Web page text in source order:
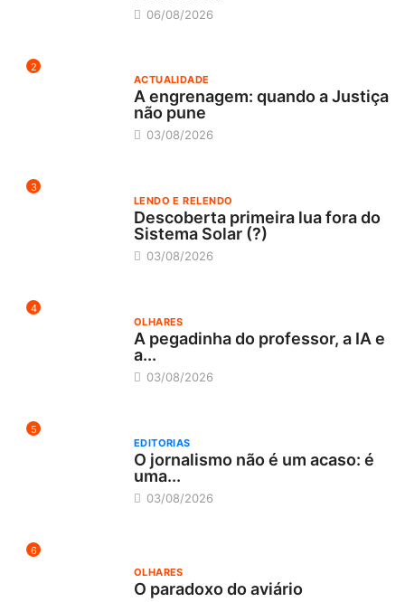
06/08/2026
2
ACTUALIDADE
A engrenagem: quando a Justiça
não pune
03/08/2026
3
LENDO E RELENDO
Descoberta primeira lua fora do
Sistema Solar (?)
03/08/2026
4
OLHARES
A pegadinha do professor, a IA e
a...
03/08/2026
5
EDITORIAS
O jornalismo não é um acaso: é
uma...
03/08/2026
6
OLHARES
O paradoxo do aviário